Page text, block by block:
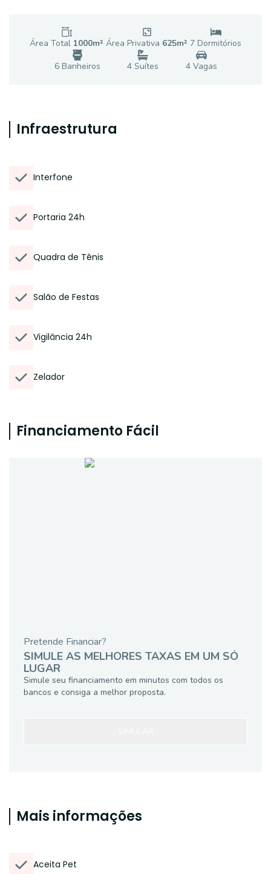
Área Total 1000m² Área Privativa 625m² 7 Dormitórios
6Banheiros 4 Suítes 4Vagas
Infraestrutura
Interfone
Portaria 24h
Quadra de Tênis
Salão de Festas
Vigilância 24h
Zelador
Financiamento Fácil
Pretende Financiar?
SIMULE AS MELHORES TAXAS EM UM SÓ
LUGAR
Simule seu financiamento em minutos com todos os
bancos e consiga a melhor proposta.
Mais informações
Aceita Pet